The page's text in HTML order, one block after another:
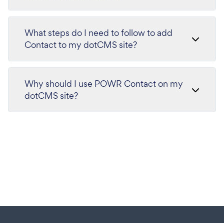
What steps do I need to follow to add
Contact to my dotCMS site?
Why should I use POWR Contact on my
dotCMS site?